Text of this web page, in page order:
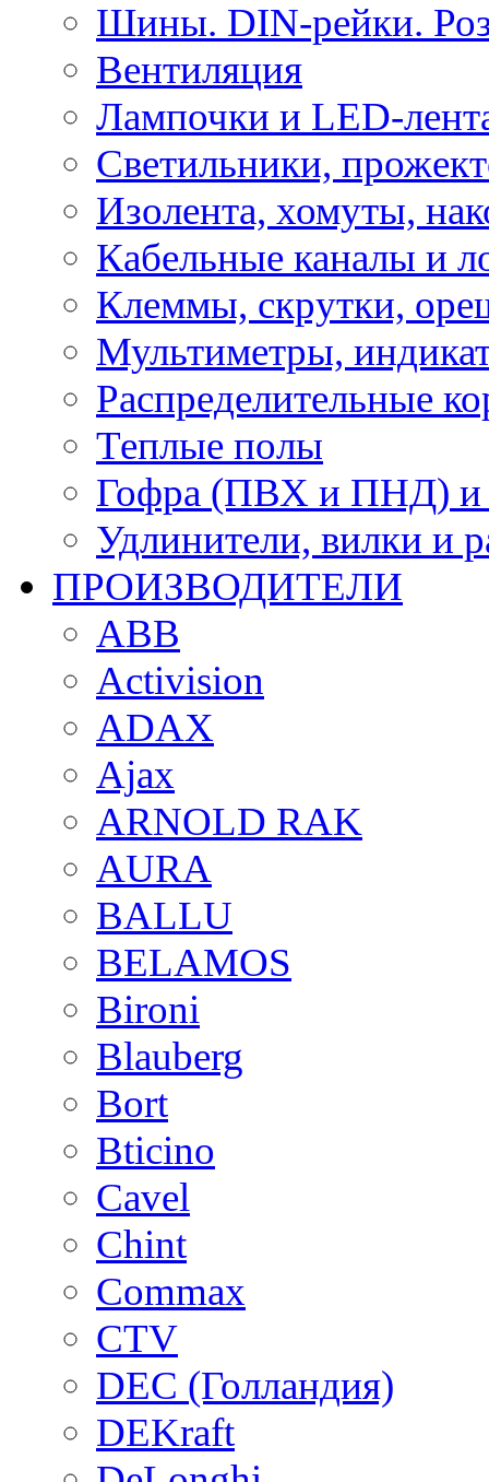
Шины. DIN-рейки.
Вентиляция
Лампочки и LED-
Светильники,
Изолента, хомуты,
Кабельные каналы и
Клеммы, скрутки,
Мультиметры,
Распределительные
Теплые полы
Гофра (ПВХ и ПНД) и
Удлинители, вилки и
ПРОИЗВОДИТЕЛИ
ABB
Activision
ADAX
Ajax
ARNOLD RAK
AURA
BALLU
BELAMOS
Bironi
Blauberg
Bort
Bticino
Cavel
Chint
Commax
CTV
DEC (Голландия)
DEKraft